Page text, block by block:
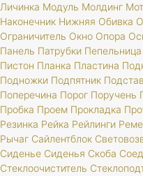
Личинка Модуль Молдинг
Наконечник Нижняя Обивка
Ограничитель Окно Опора
Панель Патрубки Пепельница
Пистон Планка Пластина
Подножки Подпятник
Поперечина Порог Поручень
Пробка Проем Прокладка
Резинка Рейка Рейлинги
Рычаг Сайлентблок
Сиденье Сиденья Скоба
Стеклоочиститель